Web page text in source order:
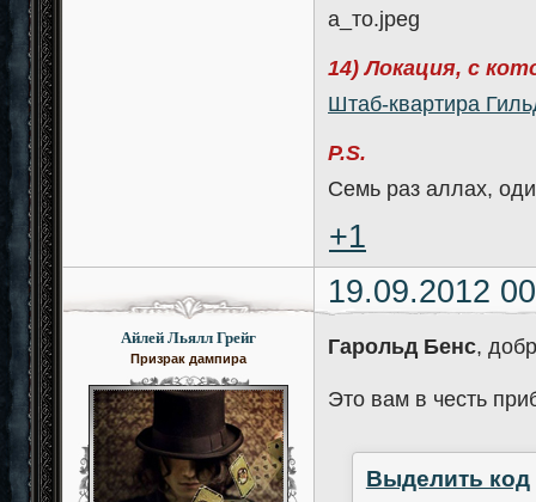
а_то.jpeg
14) Локация, с
Штаб-квартира
P.S.
Семь раз аллах,
+1
19.09.2012
Айлей Льялл Грейг
Призрак дампира
Гарольд Бенс,
Это вам в честь
Выделить код